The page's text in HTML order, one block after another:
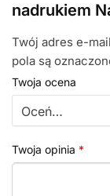
nadrukiem
Twój adres e-
pola są
Twoja ocena
Twoja opinia *